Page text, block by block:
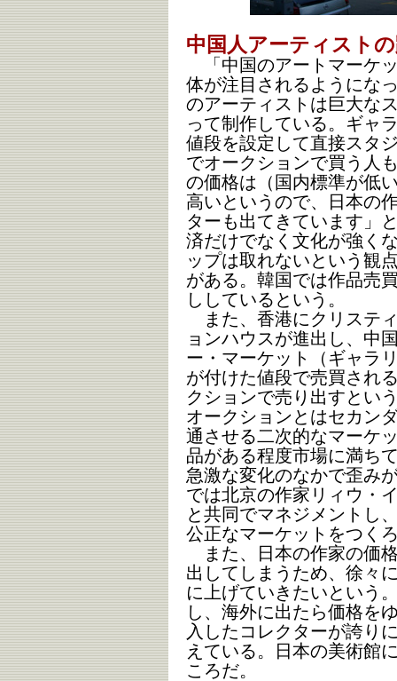
中国人アーティスト
「中国のアートマーケ
体が注目されるようにな
のアーティストは巨大な
って制作している。ギャ
値段を設定して直接スタ
でオークションで買う人
の価格は（国内標準が低
高いというので、日本の
ターも出てきています」
済だけでなく文化が強く
ップは取れないという観
がある。韓国では作品売
ししているという。
また、香港にクリステ
ョンハウスが進出し、中
ー・マーケット（ギャラ
が付けた値段で売買され
クションで売り出すとい
オークションとはセカン
通させる二次的なマーケ
品がある程度市場に満ち
急激な変化のなかで歪み
では北京の作家リィウ・
と共同でマネジメントし
公正なマーケットをつく
また、日本の作家の価
出してしまうため、徐々
に上げていきたいという
し、海外に出たら価格を
入したコレクターが誇り
えている。日本の美術館
ころだ。